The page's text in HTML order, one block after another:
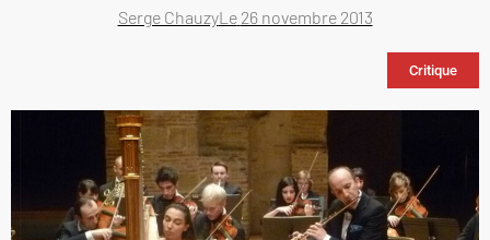
Serge ChauzyLe 26 novembre 2013
Critique